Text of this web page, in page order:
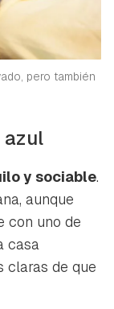
pero también
azul
y sociable.
aunque
con uno de
casa
claras de que